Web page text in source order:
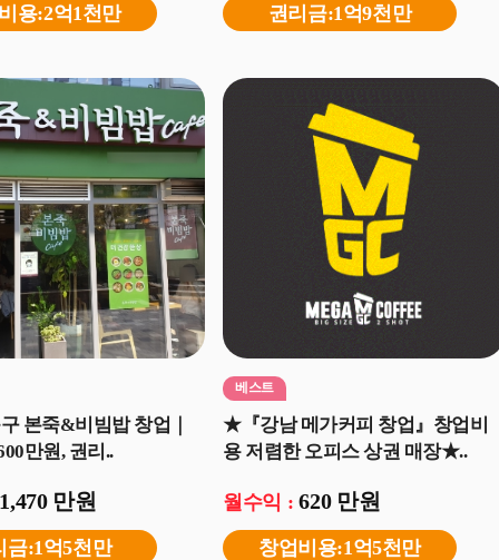
용:2억1천만 권리금:1억9천만
본죽&비빔밥 창업｜
만원, 권리..
1,470 만원
금:1억5천만
베스트
★『강남 메가커피 창업』창업비
용 저렴한 오피스 상권 매장★..
월수익 :620 만원
창업비용:1억5천만